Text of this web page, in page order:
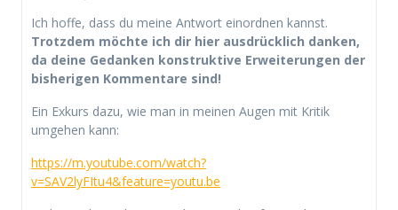
Ich hoffe, dass du meine Antwort einordnen kannst.
Trotzdem möchte ich dir hier ausdrücklich danken,
da deine Gedanken konstruktive Erweiterungen der
bisherigen Kommentare sind!
Ein Exkurs dazu, wie man in meinen Augen mit Kritik
umgehen kann:
https://m.youtube.com/watch?
v=SAV2lyFItu4&feature=youtu.be